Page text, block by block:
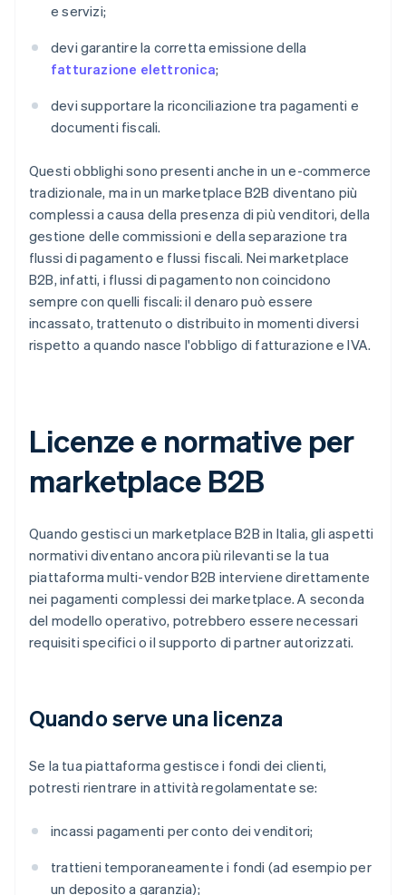
e servizi;
devi garantire la corretta emissione della
fatturazione elettronica;
devi supportare la riconciliazione tra pagamenti e
documenti fiscali.
Questi obblighi sono presenti anche in un e-commerce
tradizionale, ma in un marketplace B2B diventano più
complessi a causa della presenza di più venditori, della
gestione delle commissioni e della separazione tra
flussi di pagamento e flussi fiscali. Nei marketplace
B2B, infatti, i flussi di pagamento non coincidono
sempre con quelli fiscali: il denaro può essere
incassato, trattenuto o distribuito in momenti diversi
rispetto a quando nasce l'obbligo di fatturazione e IVA.
Licenze e normative per
marketplace B2B
Quando gestisci un marketplace B2B in Italia, gli aspetti
normativi diventano ancora più rilevanti se la tua
piattaforma multi-vendor B2B interviene direttamente
nei pagamenti complessi dei marketplace. A seconda
del modello operativo, potrebbero essere necessari
requisiti specifici o il supporto di partner autorizzati.
Quando serve una licenza
Se la tua piattaforma gestisce i fondi dei clienti,
potresti rientrare in attività regolamentate se:
incassi pagamenti per conto dei venditori;
trattieni temporaneamente i fondi (ad esempio per
un deposito a garanzia);